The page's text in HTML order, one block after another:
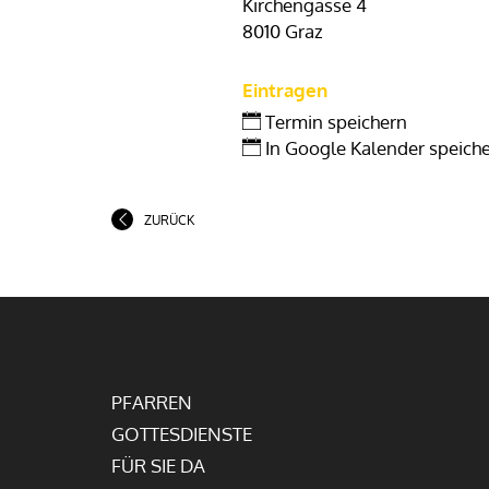
Kirchengasse 4
8010 Graz
Eintragen
Termin speichern
In Google Kalender
ZURÜCK
PFARREN
GOTTESDIENSTE
FÜR SIE DA